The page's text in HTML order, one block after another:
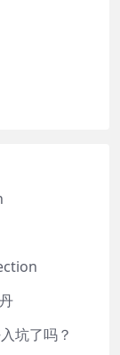
坑了吗？